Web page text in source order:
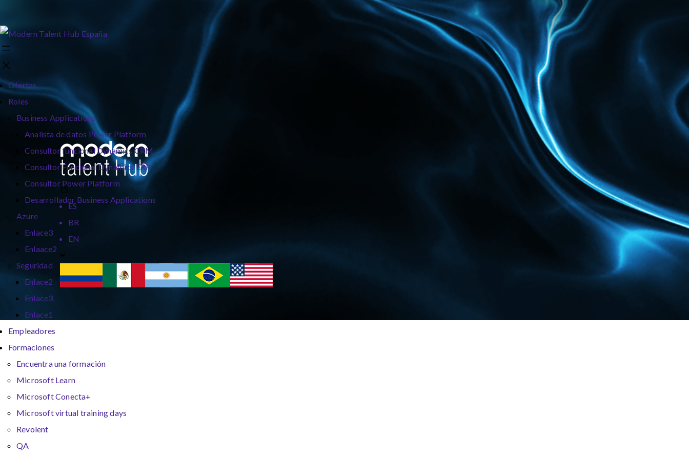
Ofertas
Roles
Business Applications
Analista de datos Power Platform
Consultor funcional Dynamics CRM
Consultor Funcional Dynamics ERP
Consultor Power Platform
Desarrollador Business Applications
Azure
Enlace3
Enlaace2
Seguridad
Enlace2
Enlace3
Enlace1
Empleadores
Formaciones
Encuentra una formación
Microsoft Learn
Microsoft Conecta+
Microsoft virtual training days
Revolent
QA
ES
ES
BR
EN